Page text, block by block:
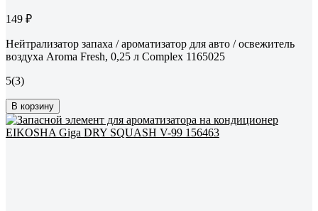
149 ₽
Нейтрализатор запаха / ароматизатор для авто / освежитель
воздуха Aroma Fresh, 0,25 л Complex 1165025
5(3)
В корзину